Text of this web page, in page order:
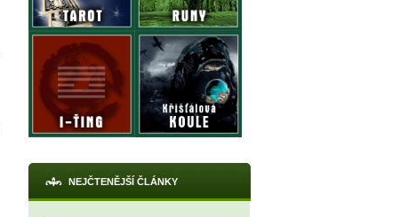
NEJČTENĚJŠÍ ČLÁNKY